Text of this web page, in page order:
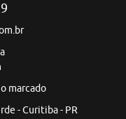
marcado
- Curitiba - PR